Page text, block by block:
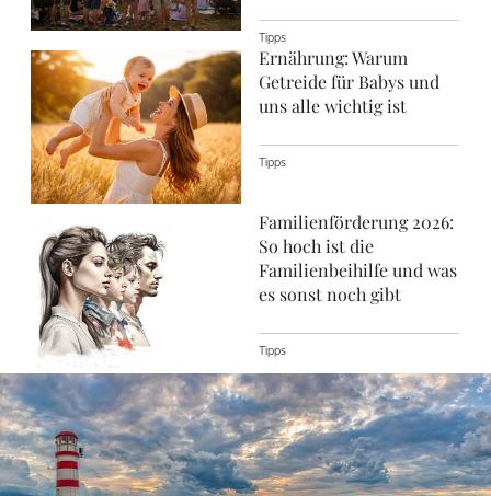
Tipps
Ernährung: Warum
Getreide für Babys und
uns alle wichtig ist
Tipps
Familienförderung 2026:
So hoch ist die
Familienbeihilfe und was
es sonst noch gibt
Tipps